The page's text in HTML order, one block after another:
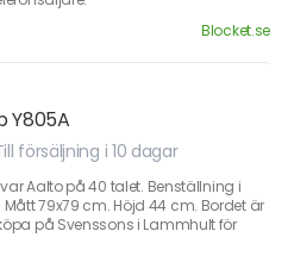
Blocket.se
Y805A
försäljning i 10 dagar
Aalto på 40 talet. Benställning i
79x79 cm. Höjd 44 cm. Bordet är
på Svenssons i Lammhult för